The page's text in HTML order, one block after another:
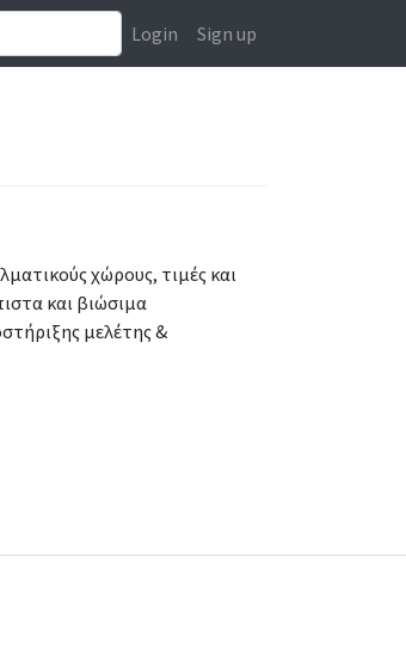
Login Sign up
χώρους, τιμές και
και βιώσιμα
μελέτης &